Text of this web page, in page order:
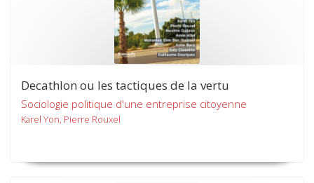
Decathlon ou les tactiques de la vertu
Sociologie politique d'une entreprise citoyenne
Karel Yon, Pierre Rouxel